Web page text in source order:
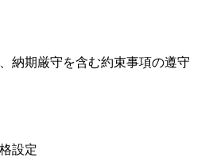
納期厳守を含む約束事項の遵守
設定